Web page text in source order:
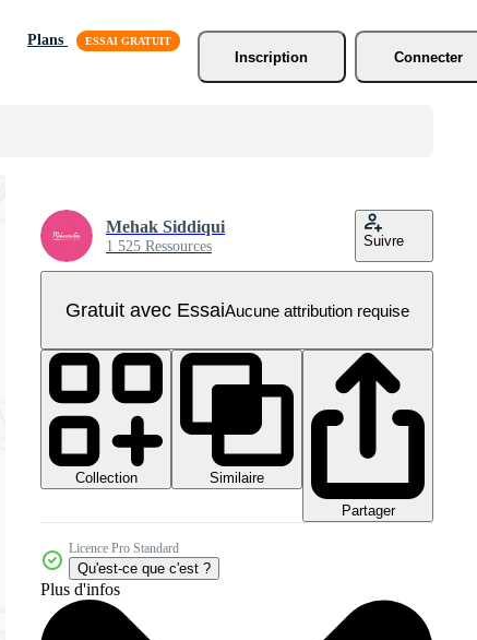
Plans
Inscription
Connecter
Mehak Siddiqui
1 525 Ressources Suivre
Gratuit avec EssaiAucune attribution requise
Collection
Similaire
Partager
Licence Pro Standard
Qu'est-ce que c'est ?
Plus d'infos